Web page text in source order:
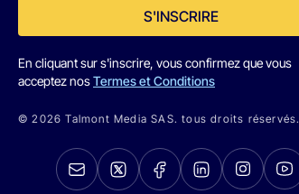
S'INSCRIRE
En cliquant sur s'inscrire, vous confirmez que vous
acceptez nosTermes et Conditions
© 2026 Talmont Media SAS. tous droits réservés.